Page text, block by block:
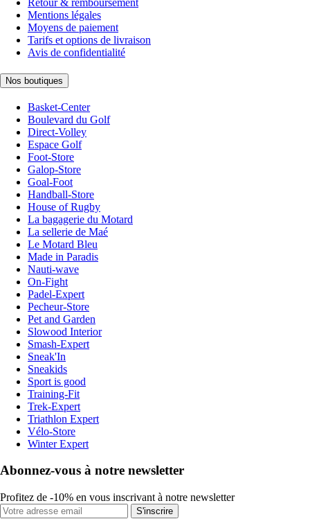
Retour & remboursement
Mentions légales
Moyens de paiement
Tarifs et options de livraison
Avis de confidentialité
Nos boutiques
Basket-Center
Boulevard du Golf
Direct-Volley
Espace Golf
Foot-Store
Galop-Store
Goal-Foot
Handball-Store
House of Rugby
La bagagerie du Motard
La sellerie de Maé
Le Motard Bleu
Made in Paradis
Nauti-wave
On-Fight
Padel-Expert
Pecheur-Store
Pet and Garden
Slowood Interior
Smash-Expert
Sneak'In
Sneakids
Sport is good
Training-Fit
Trek-Expert
Triathlon Expert
Vélo-Store
Winter Expert
Abonnez-vous à notre newsletter
Profitez de -10% en vous inscrivant à notre newsletter
S'inscrire